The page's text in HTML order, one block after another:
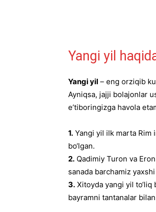
Yangi yil
Yangi yil – eng orziqib
Ayniqsa, jajji bolajonlar
e’tiboringizga havola
1. Yangi yil ilk marta Rim
bo‘lgan.
2. Qadimiy Turon va
sanada barchamiz
3. Xitoyda yangi yil
bayramni tantanalar